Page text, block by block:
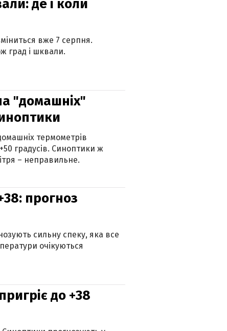
де і коли
вже 7 серпня.
град і шквали.
"домашніх"
термометрів
градусів. Синоптики ж
– неправильне.
прогноз
сильну спеку, яка все
очікуються
до +38